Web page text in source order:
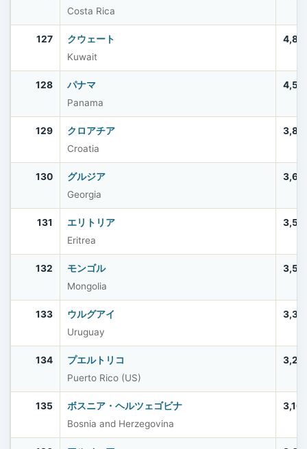
Costa Rica
127
クウェート
Kuwait
128
パナマ
Panama
129
クロアチア
Croatia
130
グルジア
Georgia
131
エリトリア
Eritrea
132
モンゴル
Mongolia
133
ウルグアイ
Uruguay
134
プエルトリコ
Puerto Rico (US)
135
ボスニア・ヘルツェゴビナ
Bosnia and Herzegovina